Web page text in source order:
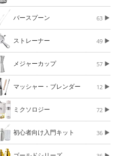
バースプーン 63
ストレーナー 49
メジャーカップ 57
マッシャー・ブレンダー 12
ミクソロジー 72
初心者向け入門キット 36